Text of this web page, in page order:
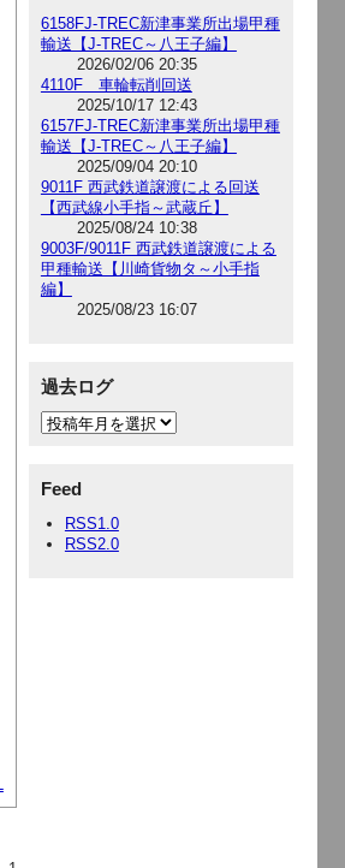
6158FJ-TREC新津事業所出場甲種
輸送【J-TREC～八王子編】
2026/02/06 20:35
4110F 車輪転削回送
2025/10/17 12:43
6157FJ-TREC新津事業所出場甲種
輸送【J-TREC～八王子編】
2025/09/04 20:10
9011F 西武鉄道譲渡による回送
【西武線小手指～武蔵丘】
2025/08/24 10:38
9003F/9011F 西武鉄道譲渡による
甲種輸送【川崎貨物タ～小手指
編】
2025/08/23 16:07
過去ログ
Feed
RSS1.0
RSS2.0